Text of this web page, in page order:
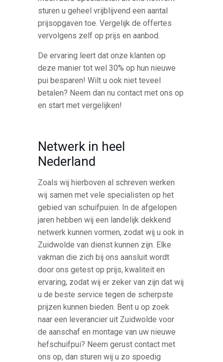
sturen u geheel vrijblijvend een aantal
prijsopgaven toe. Vergelijk de offertes
vervolgens zelf op prijs en aanbod.
De ervaring leert dat onze klanten op
deze manier tot wel 30% op hun nieuwe
pui besparen! Wilt u ook niet teveel
betalen? Neem dan nu contact met ons op
en start met vergelijken!
Netwerk in heel
Nederland
Zoals wij hierboven al schreven werken
wij samen met vele specialisten op het
gebied van schuifpuien. In de afgelopen
jaren hebben wij een landelijk dekkend
netwerk kunnen vormen, zodat wij u ook in
Zuidwolde van dienst kunnen zijn. Elke
vakman die zich bij ons aansluit wordt
door ons getest op prijs, kwaliteit en
ervaring, zodat wij er zeker van zijn dat wij
u de beste service tegen de scherpste
prijzen kunnen bieden. Bent u op zoek
naar een leverancier uit Zuidwolde voor
de aanschaf en montage van uw nieuwe
hefschuifpui? Neem gerust contact met
ons op, dan sturen wij u zo spoedig